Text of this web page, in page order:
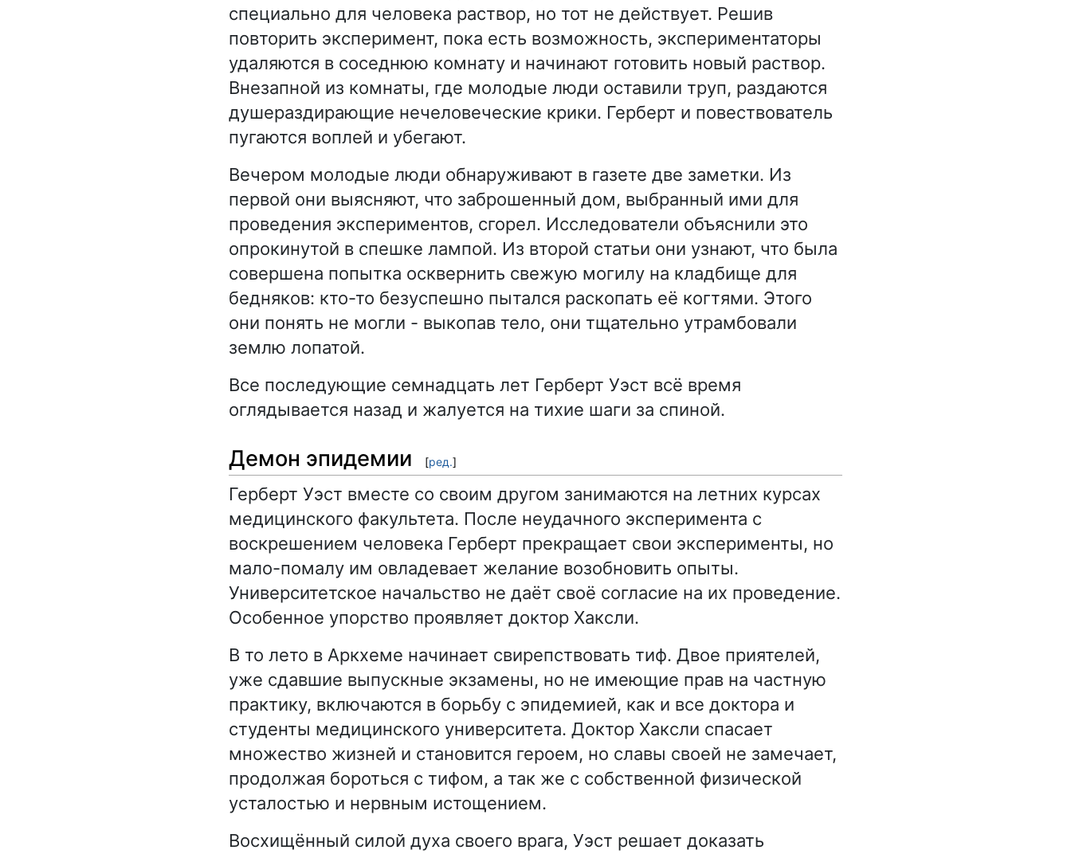
специально для человека раствор, но тот не действует. Решив
повторить эксперимент, пока есть возможность, экспериментаторы
удаляются в соседнюю комнату и начинают готовить новый раствор.
Внезапной из комнаты, где молодые люди оставили труп, раздаются
душераздирающие нечеловеческие крики. Герберт и повествователь
пугаются воплей и убегают.
Вечером молодые люди обнаруживают в газете две заметки. Из
первой они выясняют, что заброшенный дом, выбранный ими для
проведения экспериментов, сгорел. Исследователи объяснили это
опрокинутой в спешке лампой. Из второй статьи они узнают, что была
совершена попытка осквернить свежую могилу на кладбище для
бедняков: кто-то безуспешно пытался раскопать её когтями. Этого
они понять не могли - выкопав тело, они тщательно утрамбовали
землю лопатой.
Все последующие семнадцать лет Герберт Уэст всё время
оглядывается назад и жалуется на тихие шаги за спиной.
Демон эпидемии [ред.]
Герберт Уэст вместе со своим другом занимаются на летних курсах
медицинского факультета. После неудачного эксперимента с
воскрешением человека Герберт прекращает свои эксперименты, но
мало-помалу им овладевает желание возобновить опыты.
Университетское начальство не даёт своё согласие на их проведение.
Особенное упорство проявляет доктор Хаксли.
В то лето в Аркхеме начинает свирепствовать тиф. Двое приятелей,
уже сдавшие выпускные экзамены, но не имеющие прав на частную
практику, включаются в борьбу с эпидемией, как и все доктора и
студенты медицинского университета. Доктор Хаксли спасает
множество жизней и становится героем, но славы своей не замечает,
продолжая бороться с тифом, а так же с собственной физической
усталостью и нервным истощением.
Восхищённый силой духа своего врага, Уэст решает доказать